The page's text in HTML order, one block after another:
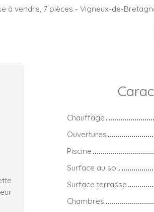
à vendre, 7 pièces - Vigneux-de-
Chauffage
Ouvertures
Piscine
Surface au sol
Surface terrasse
Chambres